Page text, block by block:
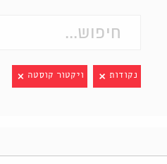
נקודות ויקטור קוסטה